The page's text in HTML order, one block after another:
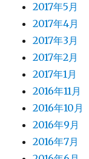
2017年5月
2017年4月
2017年3月
2017年2月
2017年1月
2016年11月
2016年10月
2016年9月
2016年7月